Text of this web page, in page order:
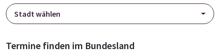
Stadt wählen
Termine finden im Bundesland